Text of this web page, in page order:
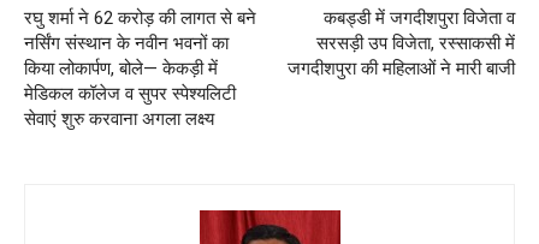
रघु शर्मा ने 62 करोड़ की लागत से बने
नर्सिंग संस्थान के नवीन भवनों का
किया लोकार्पण, बोले— केकड़ी में
मेडिकल कॉलेज व सुपर स्पेश्यलिटी
सेवाएं शुरु करवाना अगला लक्ष्य
कबड्डी में जगदीशपुरा विजेता व
सरसड़ी उप विजेता, रस्साकसी में
जगदीशपुरा की महिलाओं ने मारी बाजी